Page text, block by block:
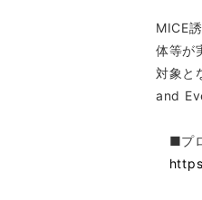
MICE
体等が
対象と
and
■プ